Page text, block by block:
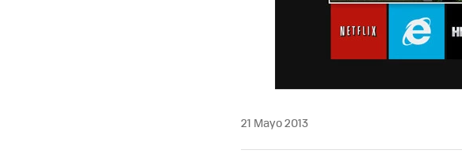
21 Mayo 2013